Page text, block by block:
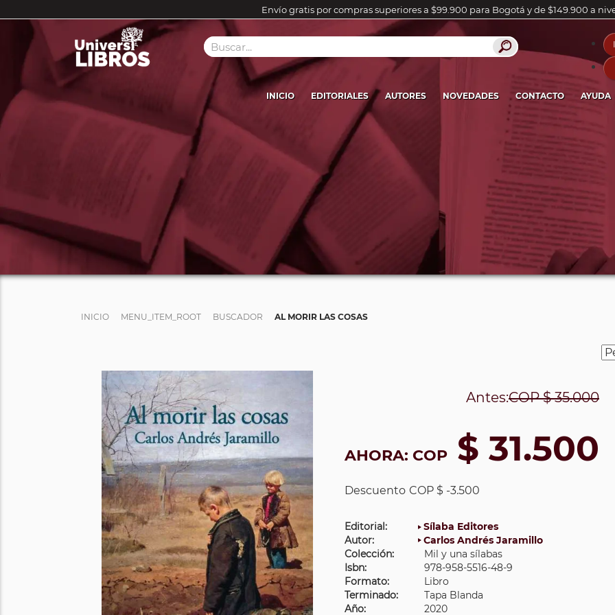
Envío gratis por compras superiores a $99.900 para Bogotá y de $149.900 a
INICIO EDITORIALES AUTORES NOVEDADES CONTACTO AYUDA
INICIO MENU_ITEM_ROOT BUSCADOR AL MORIR LAS COSAS
Antes:COP$ 35.000
AHORA: COP $ 31.500
Descuento COP $ -3.500
Editorial:
Sílaba Editores
Autor:
Carlos Andrés Jaramillo
Colección:
Mil y una sílabas
Isbn:
978-958-5516-48-9
Formato:
Libro
Terminado:
Tapa Blanda
Año:
2020